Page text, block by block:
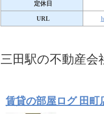
定休日
URL
三田駅の不動産会
賃貸の部屋ログ 田町